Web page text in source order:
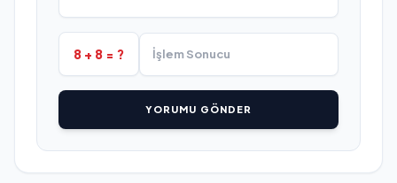
8 + 8 = ?
YORUMU GÖNDER